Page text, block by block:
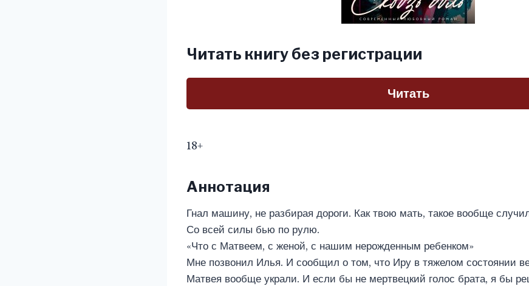
Читать книгу без регистрации
Читать
18+
Аннотация
Гнал машину, не разбирая дороги. Как твою мать, такое вообще
Со всей силы бью по рулю.
«Что с Матвеем, с женой, с нашим нерожденным ребенком»
Мне позвонил Илья. И сообщил о том, что Иру в тяжелом состоянии
Матвея вообще украли. И если бы не мертвецкий голос брата, я бы